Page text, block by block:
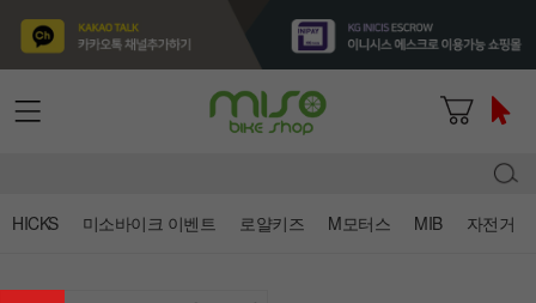
HICKS 미소바이크 이벤트 로얄키즈 M모터스 MIB 자전거